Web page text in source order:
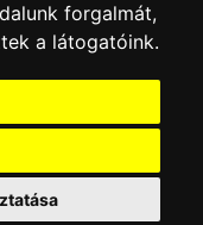
Szeki.hu
forgalmát,
a látogatóink.